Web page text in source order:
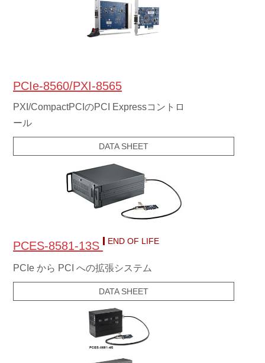
PCIe-8560/PXI-8565
PXI/CompactPCIのPCI Expressコントロ
ール
DATA SHEET
PCES-8581-13S END OF LIFE
PCIe から PCI への拡張システム
DATA SHEET